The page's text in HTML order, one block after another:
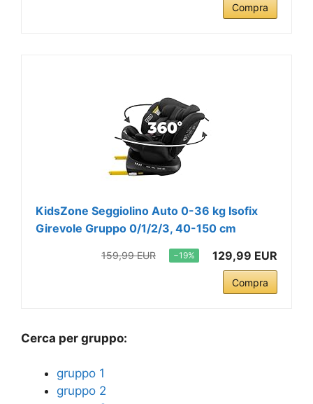
Compra
KidsZone Seggiolino Auto 0-36 kg Isofix
Girevole Gruppo 0/1/2/3, 40-150 cm
159,99 EUR −19% 129,99 EUR
Compra
Cerca per gruppo:
gruppo 1
gruppo 2